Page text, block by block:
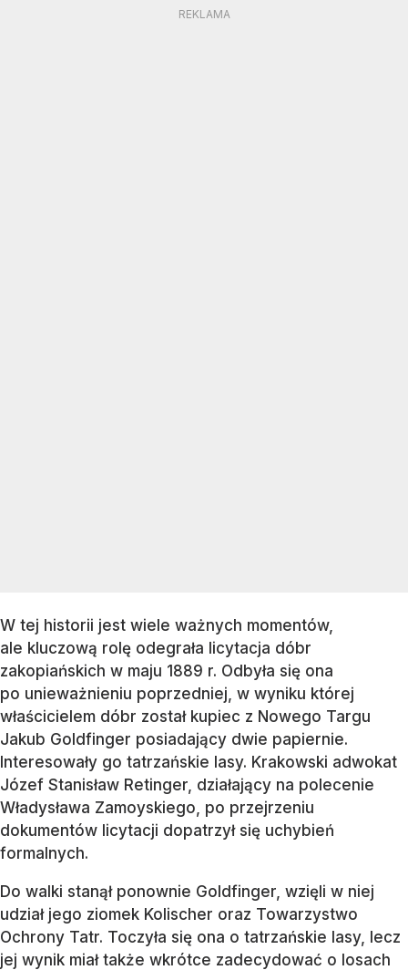
W tej historii jest wiele ważnych momentów,
ale kluczową rolę odegrała licytacja dóbr
zakopiańskich w maju 1889 r. Odbyła się ona
po unieważnieniu poprzedniej, w wyniku której
właścicielem dóbr został kupiec z Nowego Targu
Jakub Goldfinger posiadający dwie papiernie.
Interesowały go tatrzańskie lasy. Krakowski adwokat
Józef Stanisław Retinger, działający na polecenie
Władysława Zamoyskiego, po przejrzeniu
dokumentów licytacji dopatrzył się uchybień
formalnych.
Do walki stanął ponownie Goldfinger, wzięli w niej
udział jego ziomek Kolischer oraz Towarzystwo
Ochrony Tatr. Toczyła się ona o tatrzańskie lasy, lecz
jej wynik miał także wkrótce zadecydować o losach